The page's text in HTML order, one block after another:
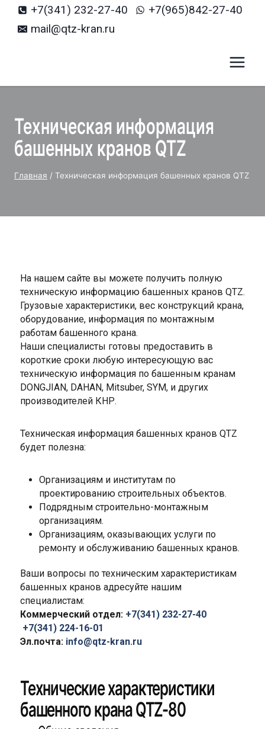
+7(341) 232-27-40
+7(965)842-27-40
mail@qtz-kran.ru
Техническая информация
башенных кранов QTZ
Главная / Техническая информация башенных кранов QTZ
На нашем сайте вы можете получить полную
техническую информацию башенных кранов QTZ.
Грузовые характеристики, вес конструкций крана,
оборудование, информация по монтажным
работам башенного крана.
Наши специалисты готовы предоставить в
короткие сроки любую интересующую вас
техническую информация по башенным кранам
DONGJIAN, DAHAN, Mitsuber, SYM, и других
производителей КНР.
Техническая информация башенных кранов QTZ
будет полезна:
Организациям и институтам по
проектированию строительных объектов.
Подрядным строительно-монтажным
организациям.
Организациям, оказывающих услуги по
ремонту и обслуживанию башенных кранов.
Ваши вопросы по техническим характеристикам
башенных кранов адресуйте нашим
специалистам:
Коммерческий отдел: +7(341) 232-27-40
+7(341) 224-16-01
Эл.почта: info@qtz-kran.ru
Технические характеристики
башенного крана QTZ-80